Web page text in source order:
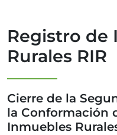
Registro de
Rurales RIR
Cierre de la
la Conformación
Inmuebles